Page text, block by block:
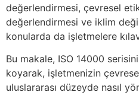
değerlendirmesi, çevresel
değerlendirmesi ve iklim
konularda da işletmelere
Bu makale, ISO 14000
koyarak, işletmenizin
uluslararası düzeyde nasıl